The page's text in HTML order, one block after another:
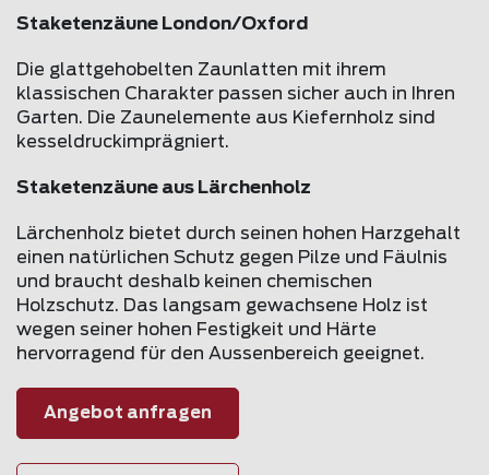
Staketenzäune London/Oxford
Die glattgehobelten Zaunlatten mit ihrem
klassischen Charakter passen sicher auch in Ihren
Garten. Die Zaunelemente aus Kiefernholz sind
kesseldruckimprägniert.
Staketenzäune aus Lärchenholz
Lärchenholz bietet durch seinen hohen Harzgehalt
einen natürlichen Schutz gegen Pilze und Fäulnis
und braucht deshalb keinen chemischen
Holzschutz. Das langsam gewachsene Holz ist
wegen seiner hohen Festigkeit und Härte
hervorragend für den Aussenbereich geeignet.
Angebot anfragen